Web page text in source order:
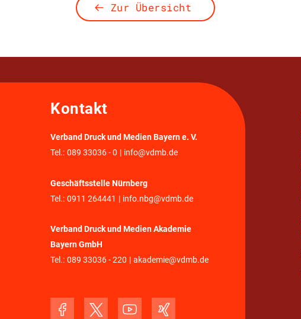
Zur Übersicht
Kontakt
Verband Druck und Medien Bayern e. V.
Tel.: 089 33036 - 0 | info@vdmb.de
Geschäftsstelle Nürnberg
Tel.: 0911 264441 | info.nbg@vdmb.de
Verband Druck und Medien Akademie
Bayern GmbH
Tel.: 089 33036 - 220 | akademie@vdmb.de